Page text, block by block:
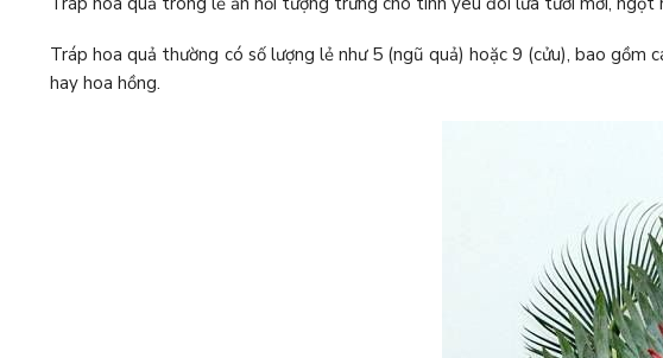
Tráp hoa quả thường có số lượng lẻ như 5 (ngũ quả) hoặc 9 (cửu), bao
hay hoa hồng.